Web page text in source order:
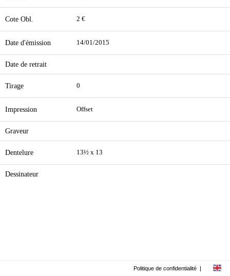
Cote Obl. 2 €
Date d'émission 14/01/2015
Date de retrait
Tirage 0
Impression Offset
Graveur
Dentelure 13½ x 13
Dessinateur
Politique de confidentialité |